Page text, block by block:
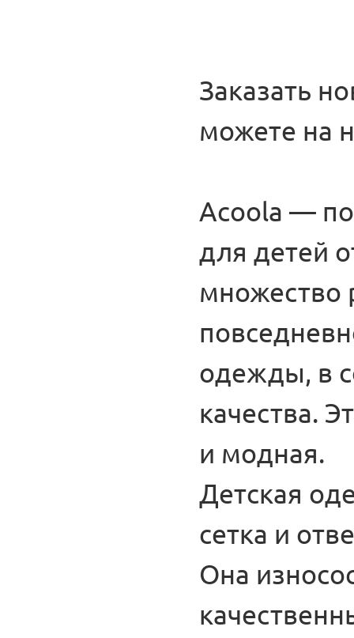
Заказать
можете на
Acoola —
для детей
множество
одежды, в
качества.
и модная.
Детская
сетка и
Она